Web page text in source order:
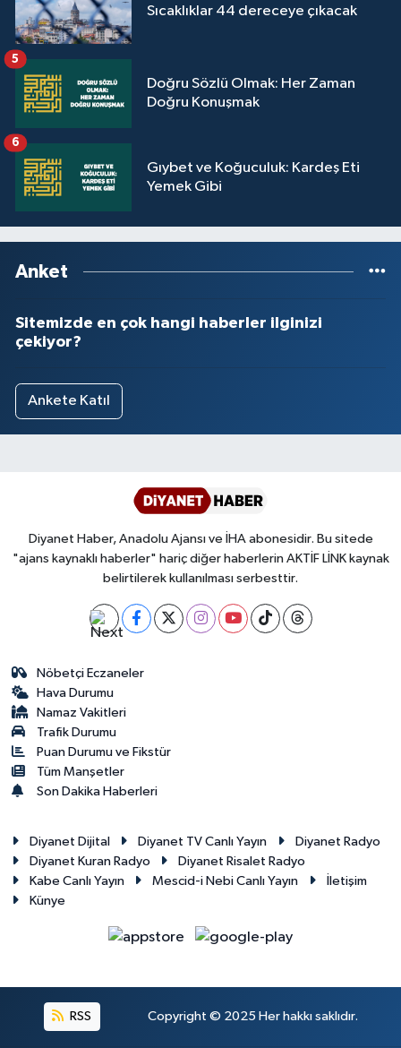
Sıcaklıklar 44 dereceye çıkacak
Doğru Sözlü Olmak: Her Zaman
Doğru Konuşmak
5
Gıybet ve Koğuculuk: Kardeş Eti
Yemek Gibi
6
Anket
Sitemizde en çok hangi haberler ilginizi
çekiyor?
Ankete Katıl
Diyanet Haber, Anadolu Ajansı ve İHA abonesidir. Bu sitede
"ajans kaynaklı haberler" hariç diğer haberlerin AKTİF LİNK kaynak
belirtilerek kullanılması serbesttir.
Nöbetçi Eczaneler
Hava Durumu
Namaz Vakitleri
Trafik Durumu
Puan Durumu ve Fikstür
Tüm Manşetler
Son Dakika Haberleri
Diyanet Dijital Diyanet TV Canlı Yayın
Diyanet Radyo
Diyanet Kuran Radyo
Diyanet Risalet Radyo
Kabe Canlı Yayın
Mescid-i Nebi Canlı Yayın
İletişim
Künye
RSS Copyright © 2025 Her hakkı saklıdır.